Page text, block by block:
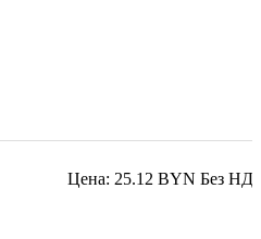
Цена: 25.12 BYN Без